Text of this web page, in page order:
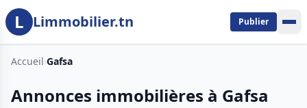
Aller au contenu principal
L Limmobilier.tn Publier
Accueil›Gafsa
Annonces immobilières à Gafsa